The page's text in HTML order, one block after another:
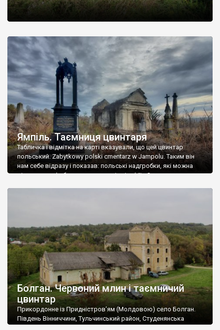
Ямпіль. Таємниця цвинтаря
Табличка і відмітка на карті вказували, що цей цвинтар
польський. Zabytkowy polski cmentarz w Jampolu. Таким він
нам себе відразу і показав: польські надгробки, які можна
віднести до фабричних, польські епітафії… Загалом цвинтар
Болган. Червоний млин і таємничий
цвинтар
Прикордонне із Придністров’ям (Молдовою) село Болган.
Південь Вінниччини, Тульчинський район, Студенянська